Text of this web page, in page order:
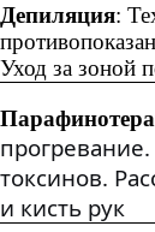
Депиляция:
Уход за
токсинов.
и кисть рук